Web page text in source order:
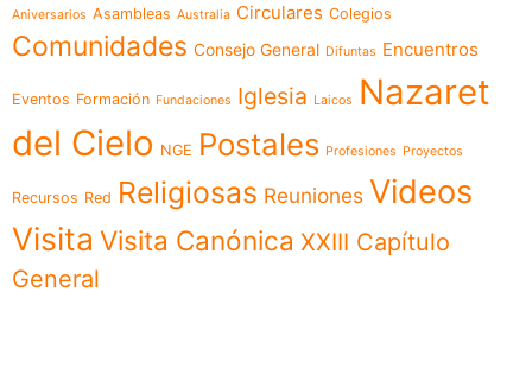
Aniversarios Asambleas Australia Circulares Colegios
Comunidades Consejo General Difuntas Encuentros
Eventos Formación Fundaciones Iglesia Laicos
Nazaret
del Cielo NGE Postales Profesiones Proyectos
Recursos Red Religiosas Reuniones Videos
Visita Visita Canónica XXIII Capítulo
General